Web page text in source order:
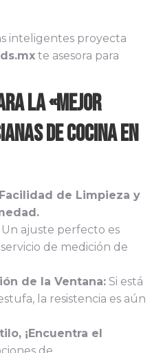
inteligentes proyecta
te asesora para
la «Mejor
de Cocina en
Facilidad de Limpieza y
Un ajuste perfecto es
de medición de
de la Ventana: Si está
la resistencia es aún
¡Encuentra el